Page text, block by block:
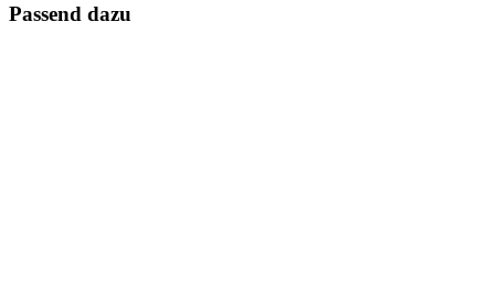
Passend dazu